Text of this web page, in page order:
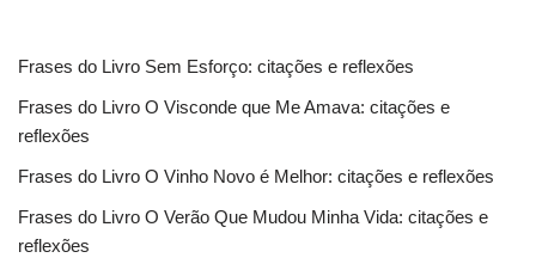
Frases do Livro Sem Esforço: citações e reflexões
Frases do Livro O Visconde que Me Amava: citações e
reflexões
Frases do Livro O Vinho Novo é Melhor: citações e reflexões
Frases do Livro O Verão Que Mudou Minha Vida: citações e
reflexões